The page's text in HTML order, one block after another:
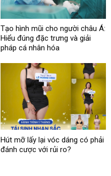
Tạo hình mũi cho người châu Á:
Hiểu đúng đặc trưng và giải
pháp cá nhân hóa
Hút mỡ lấy lại vóc dáng có phải
đánh cược với rủi ro?